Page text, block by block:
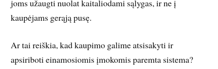
joms užaugti nuolat kaitaliodami sąlygas, ir ne į
kaupėjams gerąją pusę.
Ar tai reiškia, kad kaupimo galime atsisakyti ir
apsiriboti einamosiomis įmokomis paremta sistema?